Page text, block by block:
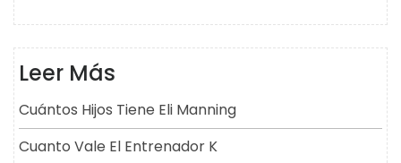
Leer Más
Cuántos Hijos Tiene Eli Manning
Cuanto Vale El Entrenador K